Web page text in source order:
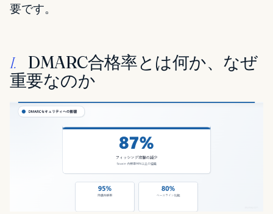
要です。
I.
DMARC合格率とは何か、なぜ
重要なのか